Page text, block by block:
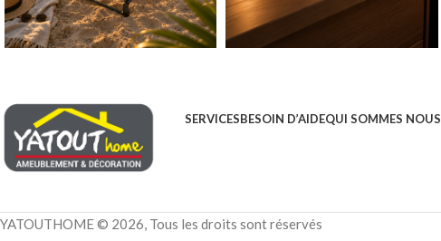
SERVICESBESOIN D’AIDEQUI SOMMES NOUS
YATOUTHOME © 2026, Tous les droits sont réservés